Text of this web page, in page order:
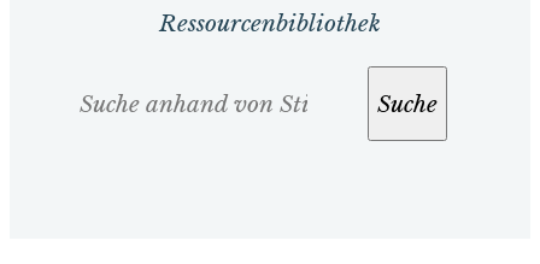
Ressourcenbibliothek
Suche